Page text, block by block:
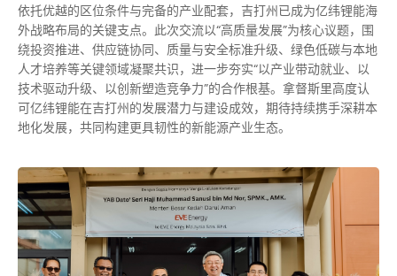
依托优越的区位条件与完备的产业配套，吉打州已成为亿纬锂能海
外战略布局的关键支点。此次交流以“高质量发展”为核心议题，围
绕投资推进、供应链协同、质量与安全标准升级、绿色低碳与本地
人才培养等关键领域凝聚共识，进一步夯实“以产业带动就业、以
技术驱动升级、以创新塑造竞争力”的合作根基。拿督斯里高度认
可亿纬锂能在吉打州的发展潜力与建设成效，期待持续携手深耕本
地化发展，共同构建更具韧性的新能源产业生态。